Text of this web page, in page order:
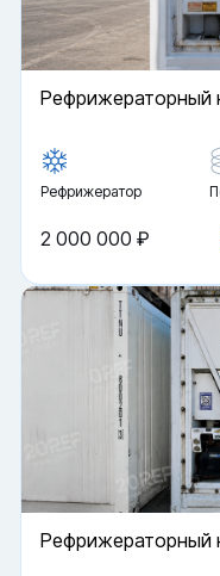
Рефрижераторный
Рефрижератор
2 000 000 ₽
Рефрижераторный